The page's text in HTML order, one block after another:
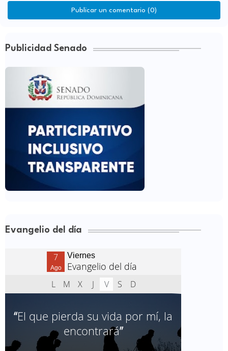
Publicar un comentario (0)
Publicidad Senado
Evangelio del día